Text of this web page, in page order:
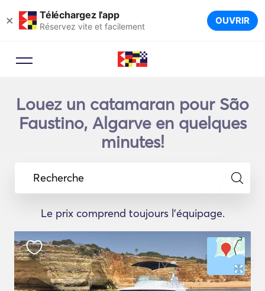
× Téléchargez l’app
Réservez vite et facilement OUVRIR
Louez un catamaran pour São
Faustino, Algarve en quelques
minutes!
Recherche
Le prix comprend toujours l'équipage.